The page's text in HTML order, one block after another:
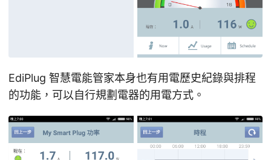
EdiPlug 智慧電能管家本身也有用電歷史紀錄與排程
的功能，可以自行規劃電器的用電方式。